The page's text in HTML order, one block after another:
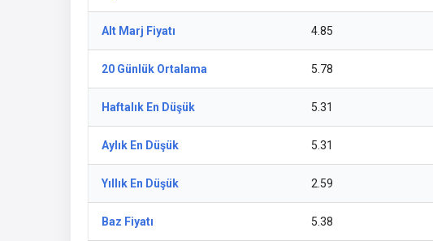
Alt Marj Fiyatı 4.85
20 Günlük Ortalama 5.78
Haftalık En Düşük 5.31
Aylık En Düşük 5.31
Yıllık En Düşük 2.59
Baz Fiyatı 5.38